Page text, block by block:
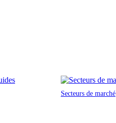
Secteurs de marché